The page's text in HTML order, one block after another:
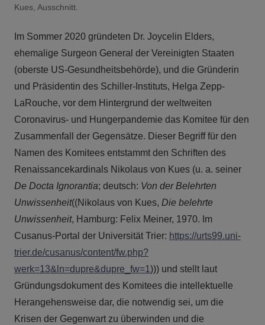
Kues, Ausschnitt.
Im Sommer 2020 gründeten Dr. Joycelin Elders,
ehemalige Surgeon General der Vereinigten Staaten
(oberste US-Gesundheitsbehörde), und die Gründerin
und Präsidentin des Schiller-Instituts, Helga Zepp-
LaRouche, vor dem Hintergrund der weltweiten
Coronavirus- und Hungerpandemie das Komitee für den
Zusammenfall der Gegensätze. Dieser Begriff für den
Namen des Komitees entstammt den Schriften des
Renaissancekardinals Nikolaus von Kues (u. a. seiner
De Docta Ignorantia; deutsch: Von der Belehrten
Unwissenheit((Nikolaus von Kues, Die belehrte
Unwissenheit, Hamburg: Felix Meiner, 1970. Im
Cusanus-Portal der Universität Trier: https://urts99.uni-
trier.de/cusanus/content/fw.php?
werk=13&ln=dupre&dupre_fw=1))) und stellt laut
Gründungsdokument des Komitees die intellektuelle
Herangehensweise dar, die notwendig sei, um die
Krisen der Gegenwart zu überwinden und die